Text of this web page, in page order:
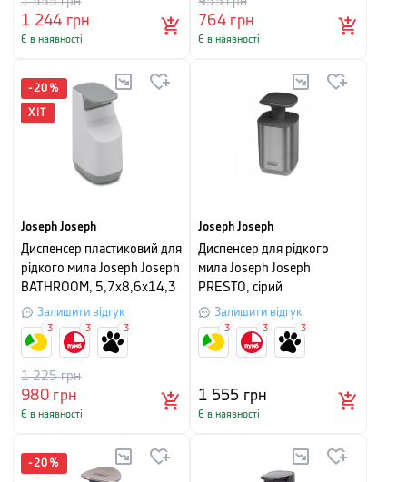
1 244 грн
Є в наявності
764грн
Є в наявності
-20 %
ХІТ
Joseph Joseph
Диспенсер пластиковий для
рідкого мила Joseph Joseph
BATHROOM, 5,7x8,6x14,3
см, сірий з білим
Залишити відгук
980грн
1 225грн
Є в наявності
3 3 3
Joseph Joseph
Диспенсер для рідкого
мила Joseph Joseph
PRESTO, сірий
Залишити відгук
1 555 грн
Є в наявності
3 3 3
-20 %